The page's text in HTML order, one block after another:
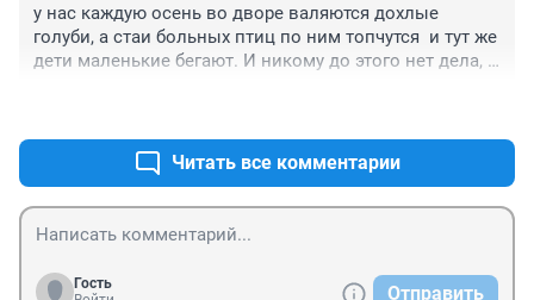
у нас каждую осень во дворе валяются дохлые
голуби, а стаи больных птиц по ним топчутся  и тут же
дети маленькие бегают. И никому до этого нет дела,
Читать все комментарии
Гость
Отправить